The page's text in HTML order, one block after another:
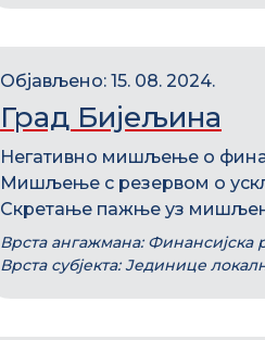
Објављено: 15. 08. 2024.
Град Бијељина
Негативно мишљење о
Мишљење с резервом о
Скретање пажње уз
Врста ангажмана: Финансијска
Врста субјекта: Јединице